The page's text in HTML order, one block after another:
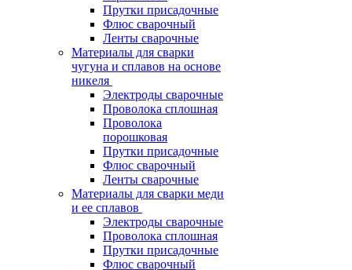
Прутки присадочные
Флюс сварочный
Ленты сварочные
Материалы для сварки
чугуна и сплавов на основе
никеля
Электроды сварочные
Проволока сплошная
Проволока
порошковая
Прутки присадочные
Флюс сварочный
Ленты сварочные
Материалы для сварки меди
и ее сплавов
Электроды сварочные
Проволока сплошная
Прутки присадочные
Флюс сварочный